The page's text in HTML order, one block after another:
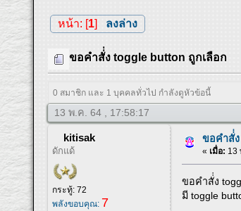
หน้า: [1] ลงล่าง
ขอคำสั่่ง toggle button ถูกเลือก
0 สมาชิก และ 1 บุคคลทั่วไป กำลังดูหัวข้อนี้
13 พ.ค. 64 , 17:58:17
kitisak
ดักแด้
กระทู้: 72
พลังขอบคุณ: 7
ขอคำสั่่
« เมื่อ: 13
ขอคำสั่่ง
มี toggle